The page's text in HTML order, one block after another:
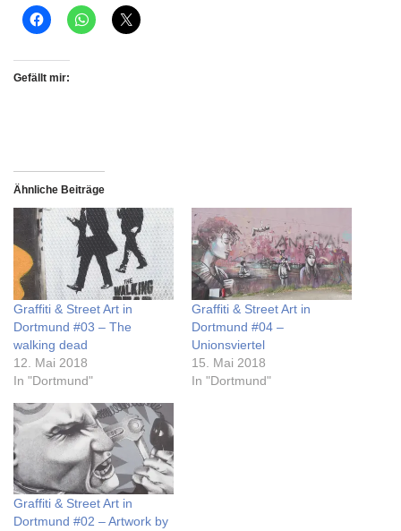
Gefällt mir:
Ähnliche Beiträge
Graffiti & Street Art in
Dortmund #03 – The
walking dead
12. Mai 2018
In "Dortmund"
Graffiti & Street Art in
Dortmund #04 –
Unionsviertel
15. Mai 2018
In "Dortmund"
Graffiti & Street Art in
Dortmund #02 – Artwork by